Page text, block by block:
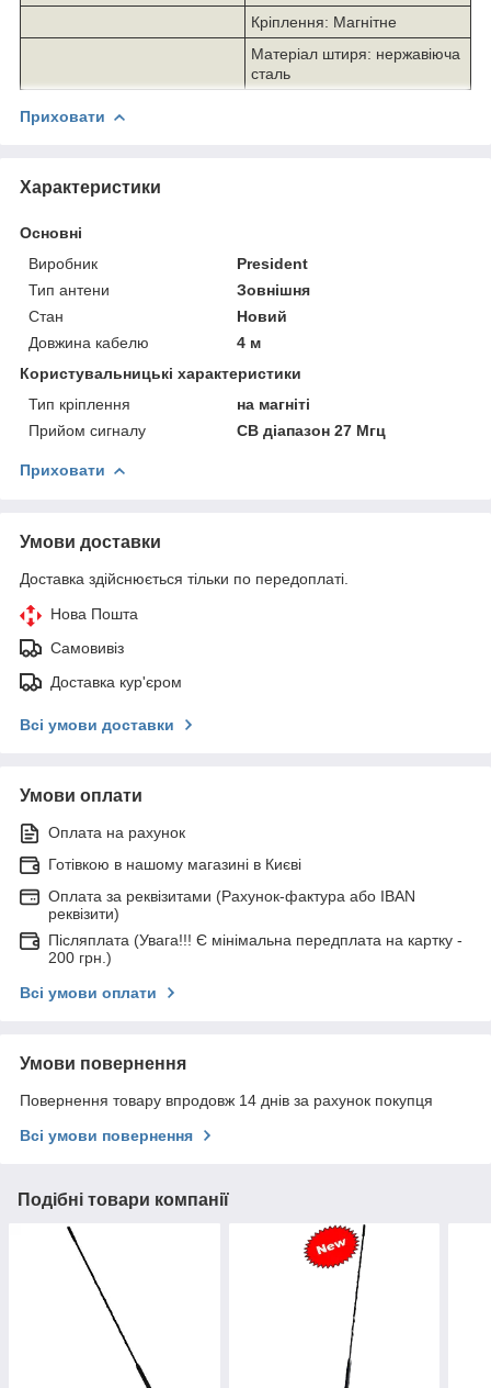
Кріплення: Магнітне
Матеріал штиря: нержавіюча
сталь
Приховати
Характеристики
Основні
Виробник
President
Тип антени
Зовнішня
Стан
Новий
Довжина кабелю
4 м
Користувальницькі характеристики
Тип кріплення
на магніті
Прийом сигналу
CB діапазон 27 Мгц
Приховати
Умови доставки
Доставка здійснюється тільки по передоплаті.
Нова Пошта
Самовивіз
Доставка кур'єром
Всі умови доставки
Умови оплати
Оплата на рахунок
Готівкою в нашому магазині в Києві
Оплата за реквізитами (Рахунок-фактура або IBAN
реквізити)
Післяплата (Увага!!! Є мінімальна передплата на картку -
200 грн.)
Всі умови оплати
Умови повернення
Повернення товару впродовж 14 днів за рахунок покупця
Всі умови повернення
Подібні товари компанії